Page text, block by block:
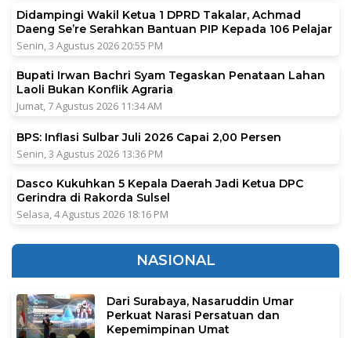
Didampingi Wakil Ketua 1 DPRD Takalar, Achmad
Daeng Se’re Serahkan Bantuan PIP Kepada 106 Pelajar
Senin, 3 Agustus 2026 20:55 PM
Bupati Irwan Bachri Syam Tegaskan Penataan Lahan
Laoli Bukan Konflik Agraria
Jumat, 7 Agustus 2026 11:34 AM
BPS: Inflasi Sulbar Juli 2026 Capai 2,00 Persen
Senin, 3 Agustus 2026 13:36 PM
Dasco Kukuhkan 5 Kepala Daerah Jadi Ketua DPC
Gerindra di Rakorda Sulsel
Selasa, 4 Agustus 2026 18:16 PM
NASIONAL
Dari Surabaya, Nasaruddin Umar
Perkuat Narasi Persatuan dan
Kepemimpinan Umat